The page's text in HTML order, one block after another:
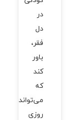
در
دل
فقر،
باور
کند
که
می‌تواند
روزی